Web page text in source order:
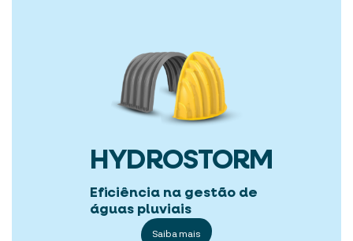
HYDROSTORM
Eficiência na gestão de
águas pluviais
Saiba mais